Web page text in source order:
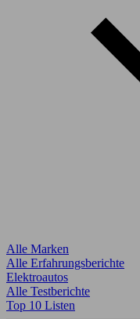
Alle Marken
Alle Erfahrungsberichte
Elektroautos
Alle Testberichte
Top 10 Listen